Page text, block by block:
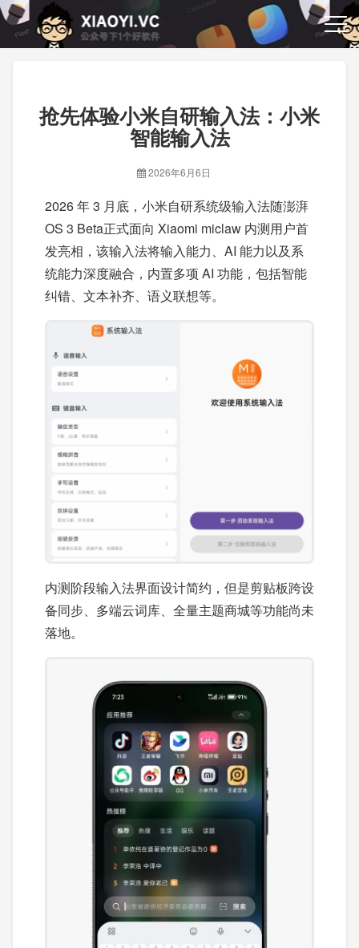
抢先体验小米自研输入法：小米
智能输入法
2026年6月6日
2026 年 3 月底，小米自研系统级输入法随澎湃
OS 3 Beta正式面向 Xiaomi miclaw 内测用户首
发亮相，该输入法将输入能力、AI 能力以及系
统能力深度融合，内置多项 AI 功能，包括智能
纠错、文本补齐、语义联想等。
内测阶段输入法界面设计简约，但是剪贴板跨设
备同步、多端云词库、全量主题商城等功能尚未
落地。